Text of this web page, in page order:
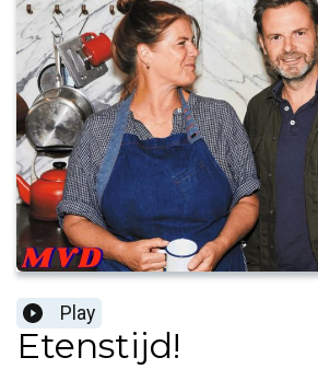
Play
Etenstijd!